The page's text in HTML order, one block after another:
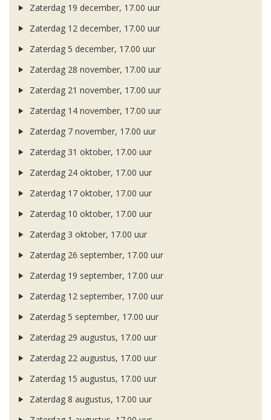
Zaterdag 19 december, 17.00 uur
Zaterdag 12 december, 17.00 uur
Zaterdag 5 december, 17.00 uur
Zaterdag 28 november, 17.00 uur
Zaterdag 21 november, 17.00 uur
Zaterdag 14 november, 17.00 uur
Zaterdag 7 november, 17.00 uur
Zaterdag 31 oktober, 17.00 uur
Zaterdag 24 oktober, 17.00 uur
Zaterdag 17 oktober, 17.00 uur
Zaterdag 10 oktober, 17.00 uur
Zaterdag 3 oktober, 17.00 uur
Zaterdag 26 september, 17.00 uur
Zaterdag 19 september, 17.00 uur
Zaterdag 12 september, 17.00 uur
Zaterdag 5 september, 17.00 uur
Zaterdag 29 augustus, 17.00 uur
Zaterdag 22 augustus, 17.00 uur
Zaterdag 15 augustus, 17.00 uur
Zaterdag 8 augustus, 17.00 uur